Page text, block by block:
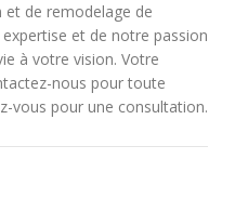
de remodelage de
et de notre passion
à votre vision. Votre
nous pour toute
vous pour une consultation.